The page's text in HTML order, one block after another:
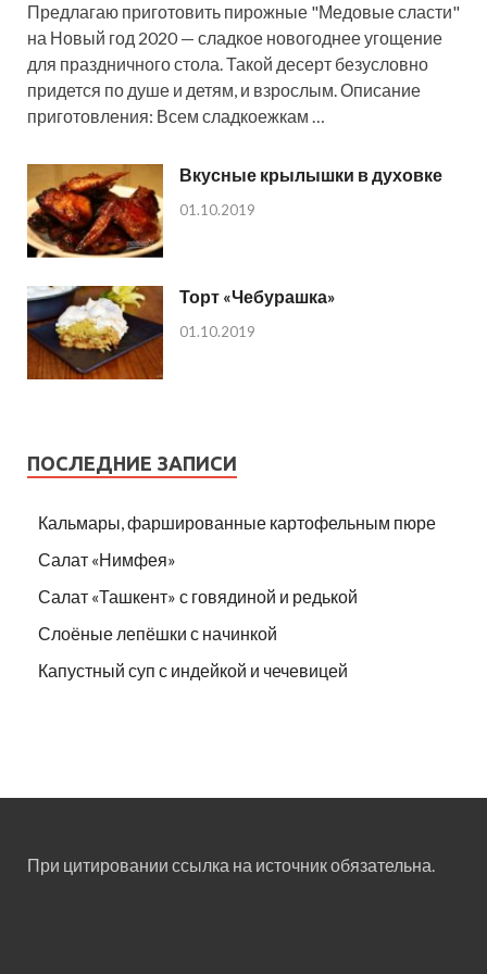
Предлагаю приготовить пирожные "Медовые сласти"
на Новый год 2020 — сладкое новогоднее угощение
для праздничного стола. Такой десерт безусловно
придется по душе и детям, и взрослым. Описание
приготовления: Всем сладкоежкам …
Вкусные крылышки в духовке
01.10.2019
Торт «Чебурашка»
01.10.2019
ПОСЛЕДНИЕ ЗАПИСИ
Кальмары, фаршированные картофельным пюре
Салат «Нимфея»
Салат «Ташкент» с говядиной и редькой
Слоёные лепёшки с начинкой
Капустный суп с индейкой и чечевицей
При цитировании ссылка на источник обязательна.